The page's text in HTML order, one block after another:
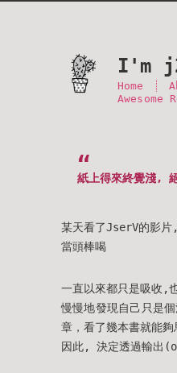
I'm
Home
Awesome
紙上得來終覺淺,
某天看了JserV的影
當頭棒喝
一直以來都只是吸收,
慢慢地發現自己只是
章，看了幾本書就能
因此, 決定透過輸出